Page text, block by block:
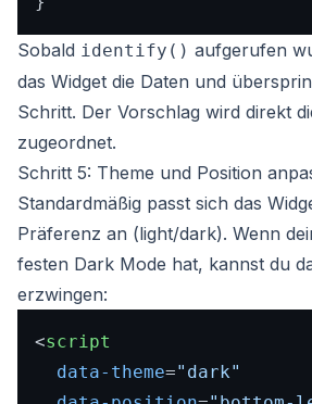
Sobald identify() aufgerufen
das Widget die Daten und
Schritt. Der Vorschlag wird direkt
zugeordnet.
Schritt 5: Theme und Position
Standardmäßig passt sich das
Präferenz an (light/dark). Wenn
festen Dark Mode hat, kannst du
erzwingen:
<script
data-theme="dark"